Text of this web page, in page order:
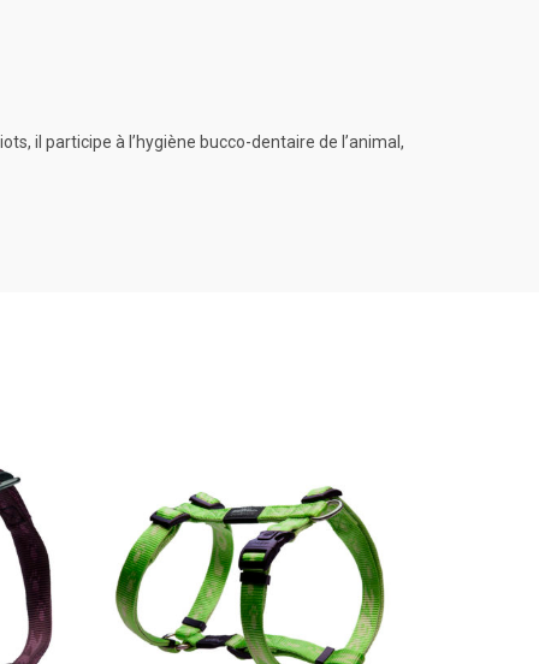
il participe à l’hygiène bucco-dentaire de l’animal,